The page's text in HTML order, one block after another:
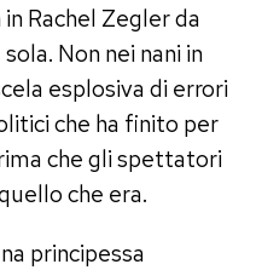
Rachel Zegler da
Non nei nani in
esplosiva di errori
che ha finito per
che gli spettatori
che era.
principessa